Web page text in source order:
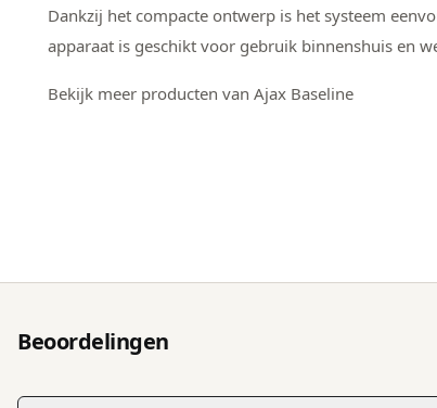
Dankzij het compacte ontwerp is het systeem
apparaat is geschikt voor gebruik binnenshuis en
Bekijk meer producten van Ajax Baseline
Beoordelingen